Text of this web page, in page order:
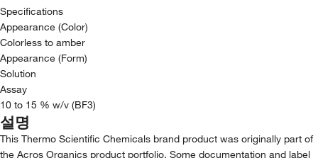
Specifications
Appearance (Color)
Colorless to amber
Appearance (Form)
Solution
Assay
10 to 15 % w/v (BF3)
설명
This Thermo Scientific Chemicals brand product was originally part of
the Acros Organics product portfolio. Some documentation and label